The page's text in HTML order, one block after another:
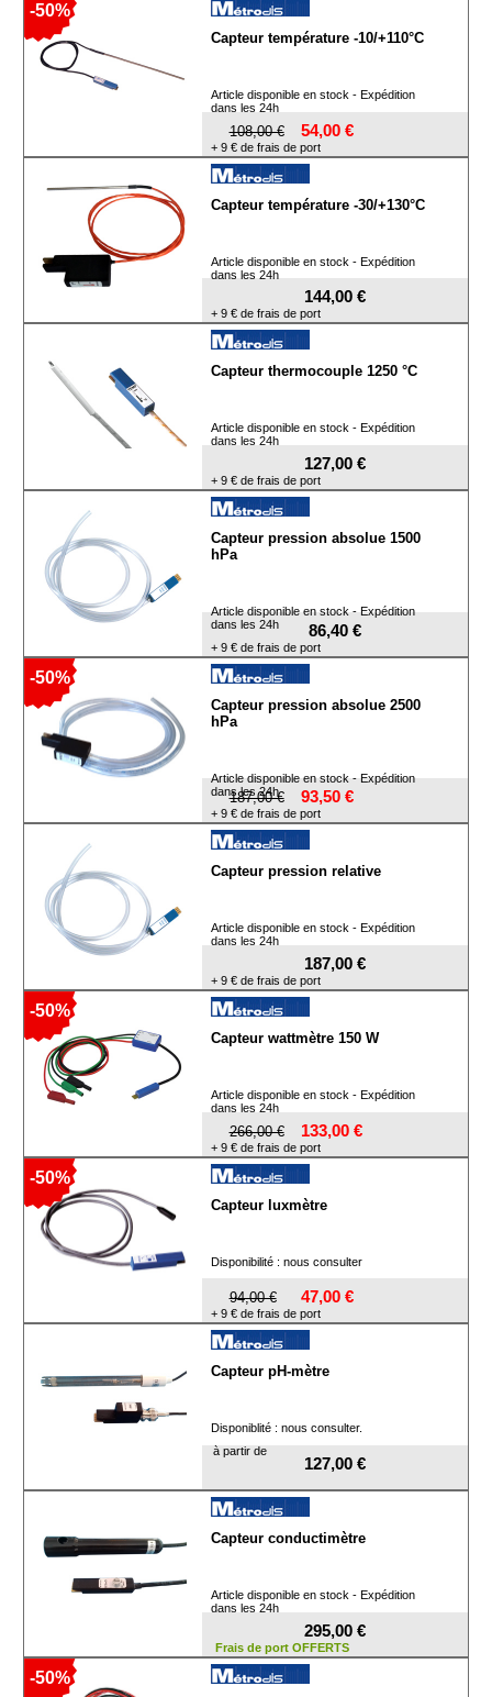
-50%
Capteur température -10/+110°C
Article disponible en stock - Expédition
dans les 24h
108,00 € 54,00 €
+ 9 € de frais de port
Capteur température -30/+130°C
Article disponible en stock - Expédition
dans les 24h
144,00 €
+ 9 € de frais de port
Capteur thermocouple 1250 °C
Article disponible en stock - Expédition
dans les 24h
127,00 €
+ 9 € de frais de port
Capteur pression absolue 1500
hPa
Article disponible en stock - Expédition
dans les 24h
86,40 €
+ 9 € de frais de port
-50%
Capteur pression absolue 2500
hPa
Article disponible en stock - Expédition
dans les 24h
187,00 € 93,50 €
+ 9 € de frais de port
Capteur pression relative
Article disponible en stock - Expédition
dans les 24h
187,00 €
+ 9 € de frais de port
-50%
Capteur wattmètre 150 W
Article disponible en stock - Expédition
dans les 24h
266,00 € 133,00 €
+ 9 € de frais de port
-50%
Capteur luxmètre
Disponibilité : nous consulter
94,00 € 47,00 €
+ 9 € de frais de port
Capteur pH-mètre
Disponiblité : nous consulter.
à partir de
127,00 €
Capteur conductimètre
Article disponible en stock - Expédition
dans les 24h
295,00 €
Frais de port OFFERTS
-50%